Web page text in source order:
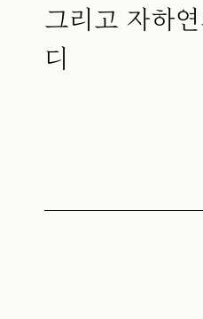
그리고 자하
디